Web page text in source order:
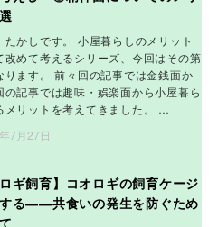
たかしです。 小屋暮らしのメリット
改めて考えるシリーズ、今回はその第
ります。 前々回の記事では金銭面か
の記事では趣味・娯楽面から小屋暮ら
メリットを考えてきました。 …
7月27日
ロギ飼育】コオロギの飼育ケージ
る――共食いの発生を防ぐため